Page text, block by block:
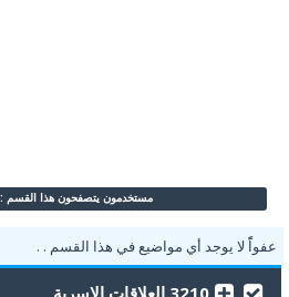
مستخدمون يتصفحون هذا القسم : 2 ضيف/ضيوف
عفواًً لا يوجد أي مواضيع في هذا القسم . .
3210 العلاقات الاسرية